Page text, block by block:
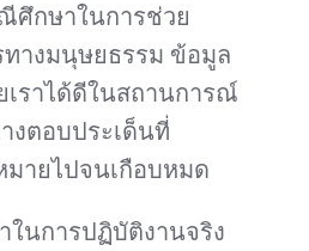
ศึกษาในการช่วย
ทางมนุษยธรรม ข้อมูล
เราได้ดีในสถานการณ์
งตอบประเด็นที่
มายไปจนเกือบหมด
ในการปฏิบัติงานจริง